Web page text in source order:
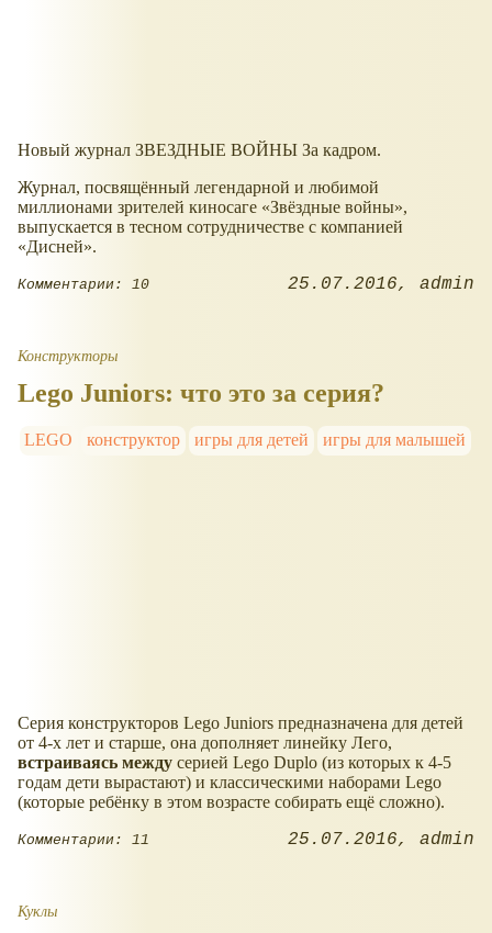
Новый журнал ЗВЕЗДНЫЕ ВОЙНЫ За кадром.
Журнал, посвящённый легендарной и любимой
миллионами зрителей киносаге «Звёздные войны»,
выпускается в тесном сотрудничестве с компанией
«Дисней».
Комментарии: 10 25.07.2016 admin
Конструкторы
Lego Juniors: что это за серия?
LEGO конструктор игры для детей игры для малышей
Серия конструкторов Lego Juniors предназначена для детей
от 4-х лет и старше, она дополняет линейку Лего,
встраиваясь между серией Lego Duplo (из которых к 4-5
годам дети вырастают) и классическими наборами Lego
(которые ребёнку в этом возрасте собирать ещё сложно).
Комментарии: 11 25.07.2016 admin
Куклы